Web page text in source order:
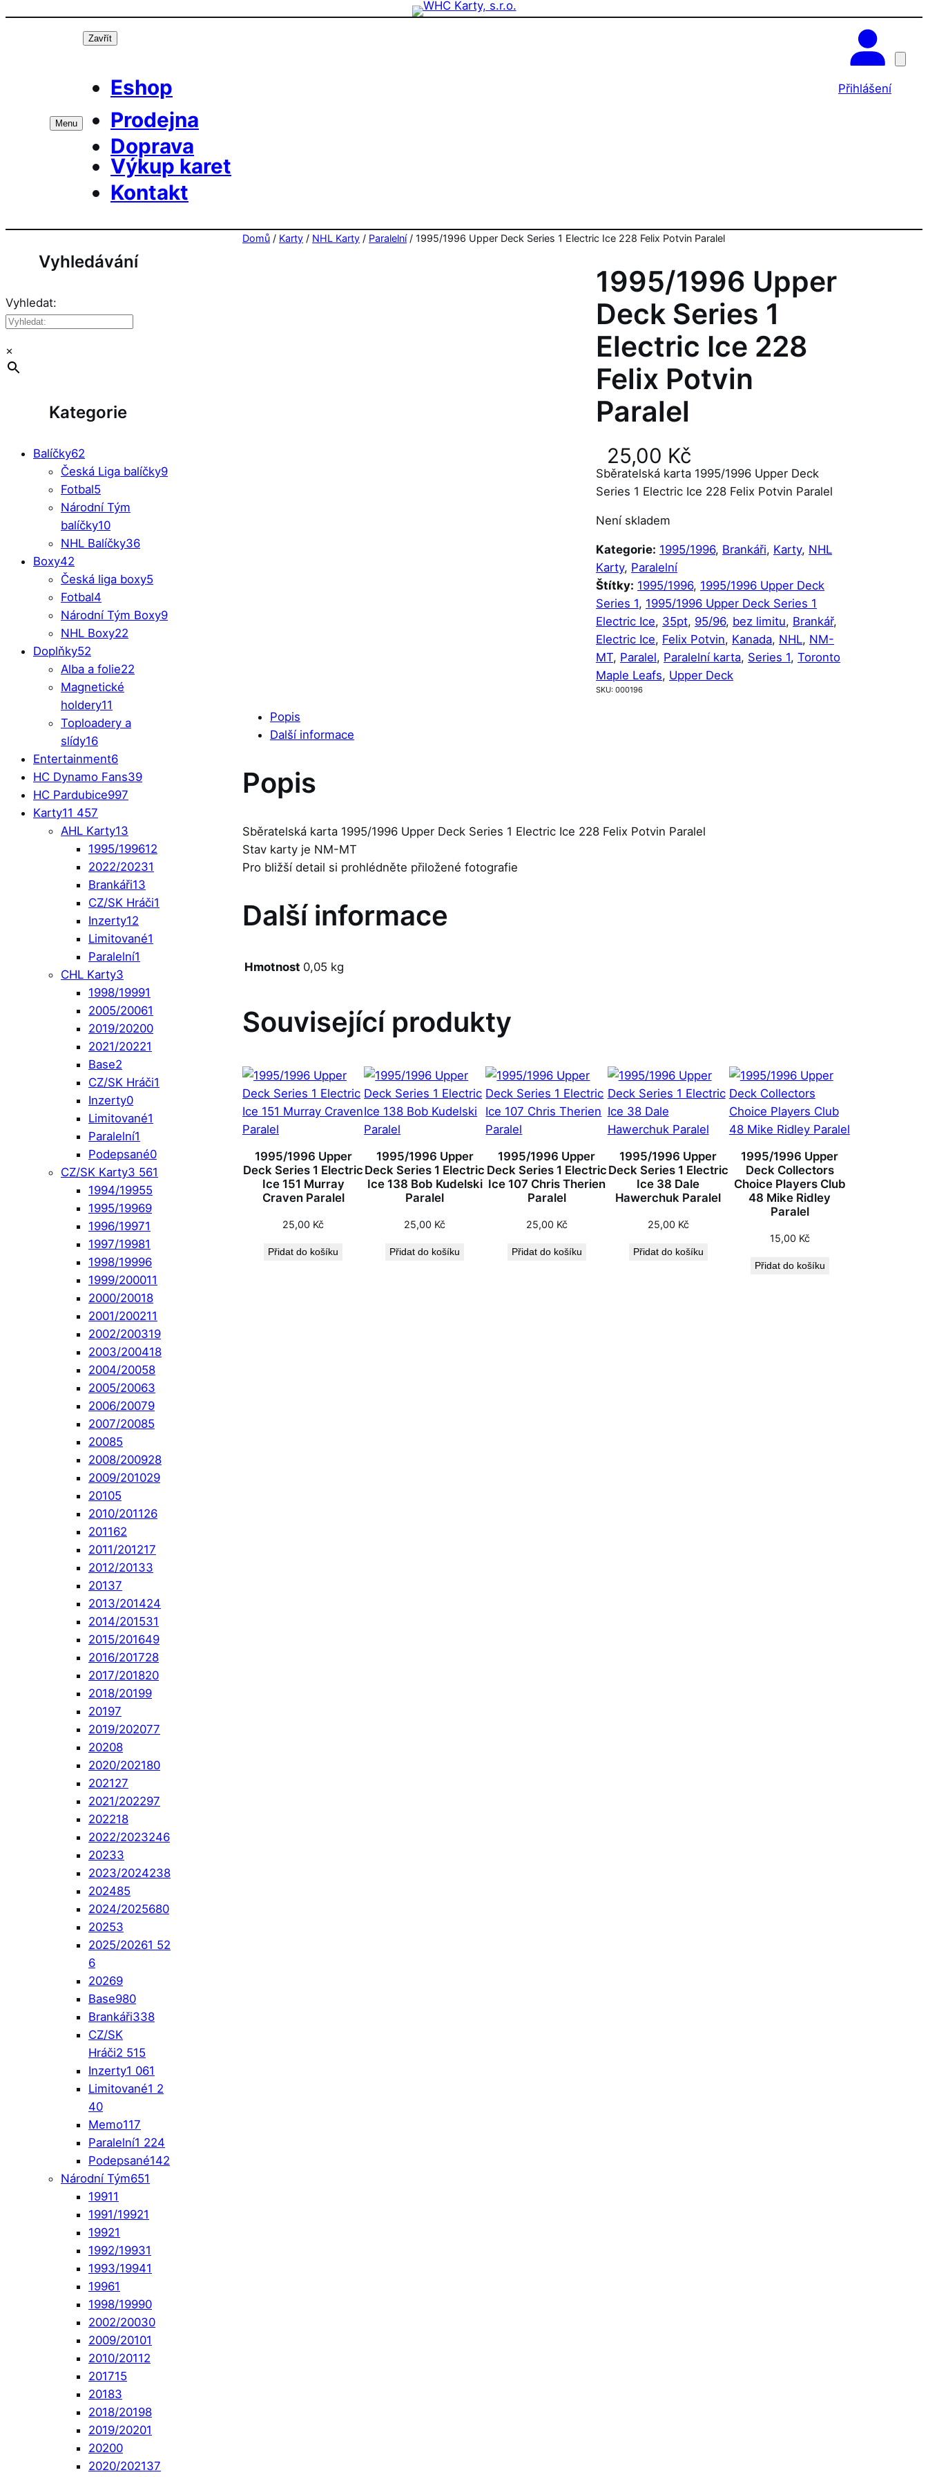
Přeskočit
Menu
Zavřít
Eshop
Prodejna
Doprava
Výkup karet
Kontakt
Přihlášení
Vyhledávání
Vyhledat:
×
Kategorie
Balíčky62
Česká Liga balíčky9
Fotbal5
Národní Tým
balíčky10
NHL Balíčky36
Boxy42
Česká liga boxy5
Fotbal4
Národní Tým Boxy9
NHL Boxy22
Doplňky52
Alba a folie22
Magnetické
holdery11
Toploadery a
slídy16
Entertainment6
HC Dynamo Fans39
HC Pardubice997
Karty11 457
AHL Karty13
1995/199612
2022/20231
Brankáři13
CZ/SK Hráči1
Inzerty12
Limitované1
Paralelní1
CHL Karty3
1998/19991
2005/20061
2019/20200
2021/20221
Base2
CZ/SK Hráči1
Inzerty0
Limitované1
Paralelní1
Podepsané0
CZ/SK Karty3 561
1994/19955
1995/19969
1996/19971
1997/19981
1998/19996
1999/200011
2000/20018
2001/200211
2002/200319
2003/200418
2004/20058
2005/20063
2006/20079
2007/20085
20085
2008/200928
2009/201029
20105
2010/201126
201162
2011/201217
2012/20133
20137
2013/201424
2014/201531
2015/201649
2016/201728
2017/201820
2018/20199
20197
2019/202077
20208
2020/202180
202127
2021/202297
202218
2022/2023246
20233
2023/2024238
202485
2024/2025680
20253
2025/20261 52
6
20269
Base980
Brankáři338
CZ/SK
Hráči2 515
Inzerty1 061
Limitované1 2
40
Memo117
Paralelní1 224
Podepsané142
Národní Tým651
19911
1991/19921
19921
1992/19931
1993/19941
19961
1998/19990
2002/20030
2009/20101
2010/20112
201715
20183
2018/20198
2019/20201
20200
2020/202137
Domů / Karty / NHL Karty / Paralelní/ 1995/1996 Upper Deck Series 1 Electric Ice 228 Felix Potvin Paralel
1995/1996 Upper
Deck Series 1
Electric Ice 228
Felix Potvin
Paralel
25,00 Kč
Sběratelská karta 1995/1996 Upper Deck
Series 1 Electric Ice 228 Felix Potvin Paralel
Není skladem
Kategorie: 1995/1996, Brankáři, Karty, NHL
Karty, Paralelní
Štítky: 1995/1996, 1995/1996 Upper Deck
Series 1, 1995/1996 Upper Deck Series 1
Electric Ice, 35pt, 95/96, bez limitu, Brankář
Electric Ice, Felix Potvin, Kanada, NHL, NM-
MT, Paralel, Paralelní karta, Series 1, Toronto
Maple Leafs, Upper Deck
SKU: 000196
Popis
Další informace
Popis
Sběratelská karta 1995/1996 Upper Deck Series 1 Electric Ice 228 Felix Potvin Paralel
Stav karty je NM-MT
Pro bližší detail si prohlédněte přiložené fotografie
Další informace
Hmotnost 0,05 kg
Související produkty
1995/1996 Upper
Deck Series 1 Electric
Ice 151 Murray
Craven Paralel
25,00 Kč
Přidat do košíku
1995/1996 Upper
Deck Series 1 Electric
Ice 138 Bob Kudelski
Paralel
25,00 Kč
Přidat do košíku
1995/1996 Upper
Deck Series 1 Electric
Ice 107 Chris Therien
Paralel
25,00 Kč
Přidat do košíku
1995/1996 Upper
Deck Series 1 Electric
Ice 38 Dale
Hawerchuk Paralel
25,00 Kč
Přidat do košíku
1995/1996 Upper
Deck Collectors
Choice Players Club
48 Mike Ridley
Paralel
15,00 Kč
Přidat do košíku